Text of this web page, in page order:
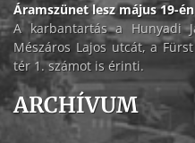
Áramszünet lesz május 19-
A karbantartás a Hunyadi
Mészáros Lajos utcát, a
tér 1. számot is érinti.
ARCHÍVUM